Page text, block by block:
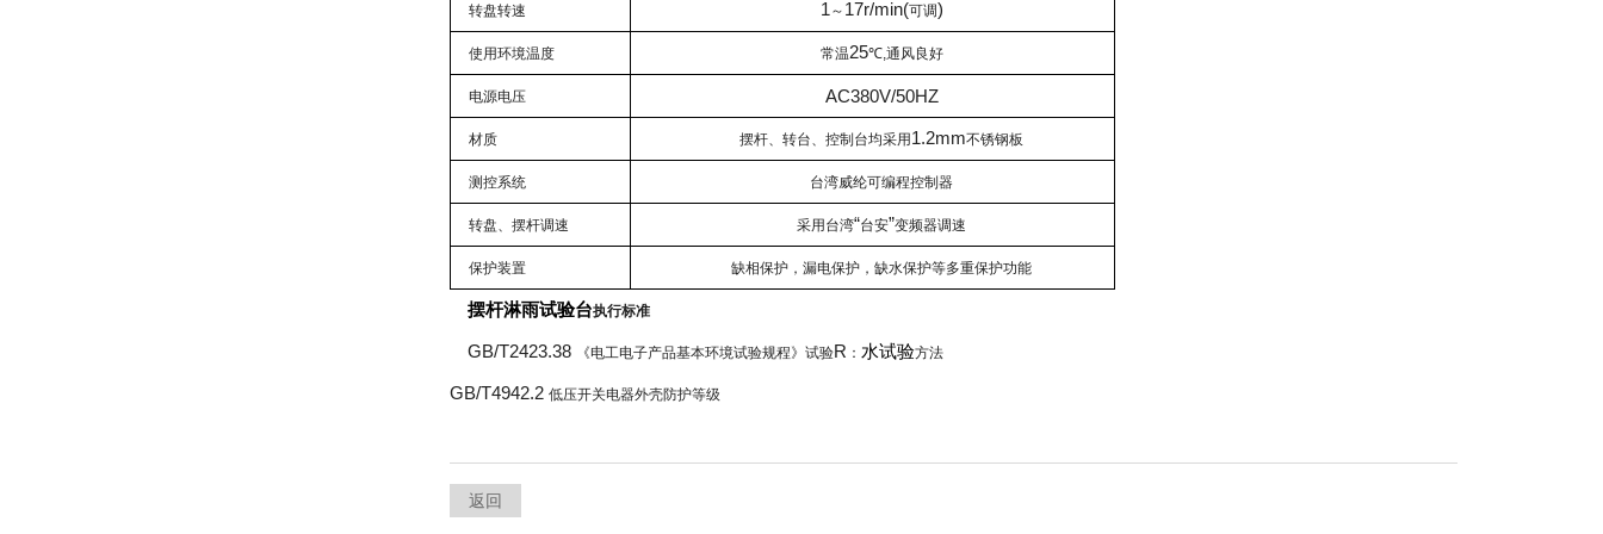
转盘转速 1 ～ 17r/min(可调)
使用环境温度 常温25℃, 通风良好
电源电压 AC380V/50HZ
材质 摆杆、转台、控制台均采用1.2mm不锈钢板
测控系统 台湾威纶可编程控制器
转盘、摆杆调速 采用台湾“台安”变频器调速
保护装置 缺相保护，漏电保护，缺水保护等多重保护功能
摆杆淋雨试验台执行标准
GB/T2423.38 《电工电子产品基本环境试验规程》试验R ： 水试验方法
GB/T4942.2 低压开关电器外壳防护等级
返回